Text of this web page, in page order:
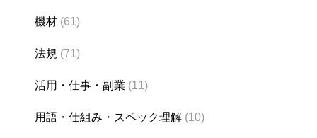
機材 (61)
法規 (71)
活用・仕事・副業 (11)
用語・仕組み・スペック理解 (10)